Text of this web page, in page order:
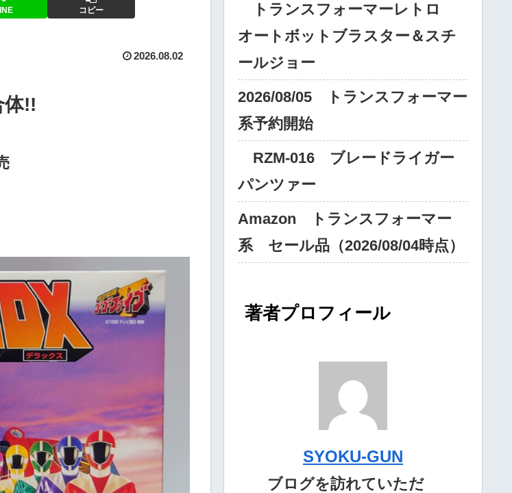
コピー
2026.08.02
体!!
トランスフォーマーレトロ
オートボットブラスター＆スチ
ールジョー
2026/08/05 トランスフォーマー
系予約開始
RZM‐016 ブレードライガー
パンツァー
Amazon トランスフォーマー
系 セール品（2026/08/04時点）
著者プロフィール
SYOKU-GUN
ブログを訪れていただ